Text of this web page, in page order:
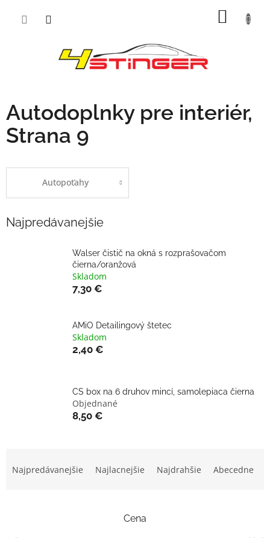
Autodoplnky pre interiér,
Strana 9
Autopoťahy
Najpredávanejšie
Walser čistič na okná s rozprašovačom
čierna/oranžová
Skladom
7,30 €
AMiO Detailingový štetec
Skladom
2,40 €
CS box na 6 druhov mincí, samolepiaca čierna
Objednané
8,50 €
e
Najpredávanejšie Najlacnejšie Najdrahšie Abecedne
Cena